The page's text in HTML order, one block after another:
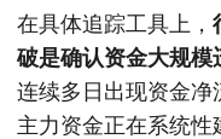
在具体追踪工具上，
破是确认资金大规模
连续多日出现资金
主力资金正在系统性